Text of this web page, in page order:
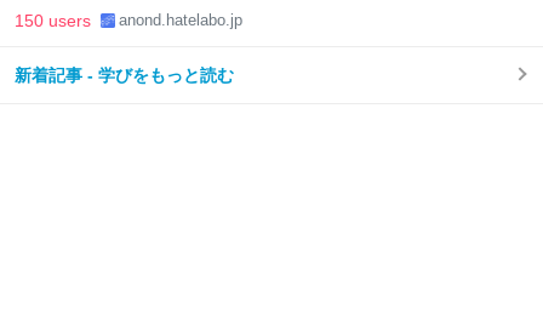
150 users anond.hatelabo.jp
新着記事 - 学びをもっと読む